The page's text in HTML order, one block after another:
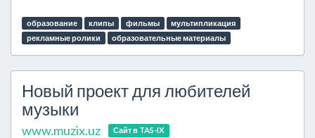
образование клипы фильмы
мультипликация
рекламные ролики
образовательные материалы
Новый проект для любителей
музыки
www.muzix.uz Сайт в TAS-IX